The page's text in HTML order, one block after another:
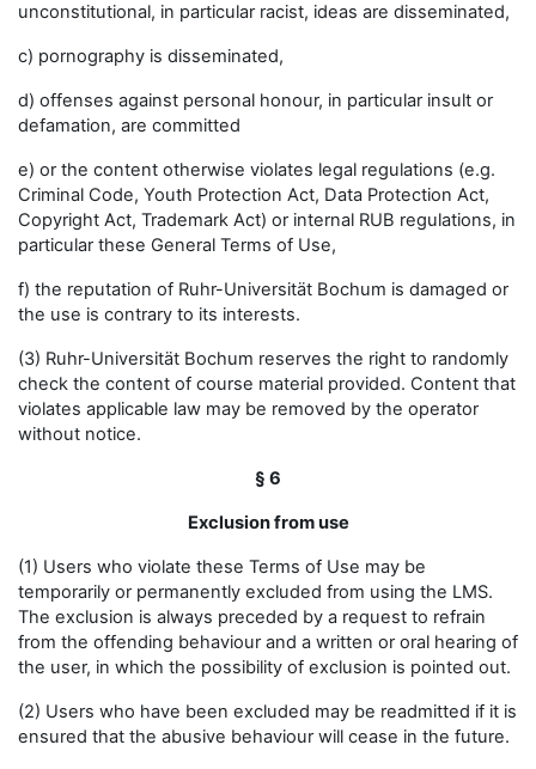
unconstitutional, in particular racist, ideas are disseminated,
c) pornography is disseminated,
d) offenses against personal honour, in particular insult or
defamation, are committed
e) or the content otherwise violates legal regulations (e.g.
Criminal Code, Youth Protection Act, Data Protection Act,
Copyright Act, Trademark Act) or internal RUB regulations, in
particular these General Terms of Use,
f) the reputation of Ruhr-Universität Bochum is damaged or
the use is contrary to its interests.
(3) Ruhr-Universität Bochum reserves the right to randomly
check the content of course material provided. Content that
violates applicable law may be removed by the operator
without notice.
§ 6
Exclusion from use
(1) Users who violate these Terms of Use may be
temporarily or permanently excluded from using the LMS.
The exclusion is always preceded by a request to refrain
from the offending behaviour and a written or oral hearing of
the user, in which the possibility of exclusion is pointed out.
(2) Users who have been excluded may be readmitted if it is
ensured that the abusive behaviour will cease in the future.